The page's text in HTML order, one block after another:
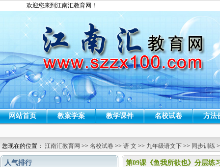
欢迎您来到江南汇教育网！
网站首页 教案学案 教学课件 名校试卷 方法
您现在的位置： 江南汇教育网 >> 名校试卷 >> 语 文 >> 九年级语文下 >> 同步训练
人气排行 第09课《鱼我所欲也》分层练